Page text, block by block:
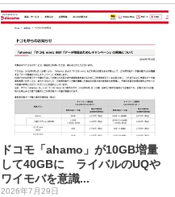
ドコモ「ahamo」が10GB増量
して40GBに ライバルのUQや
ワイモバを意識...
2026年7月29日